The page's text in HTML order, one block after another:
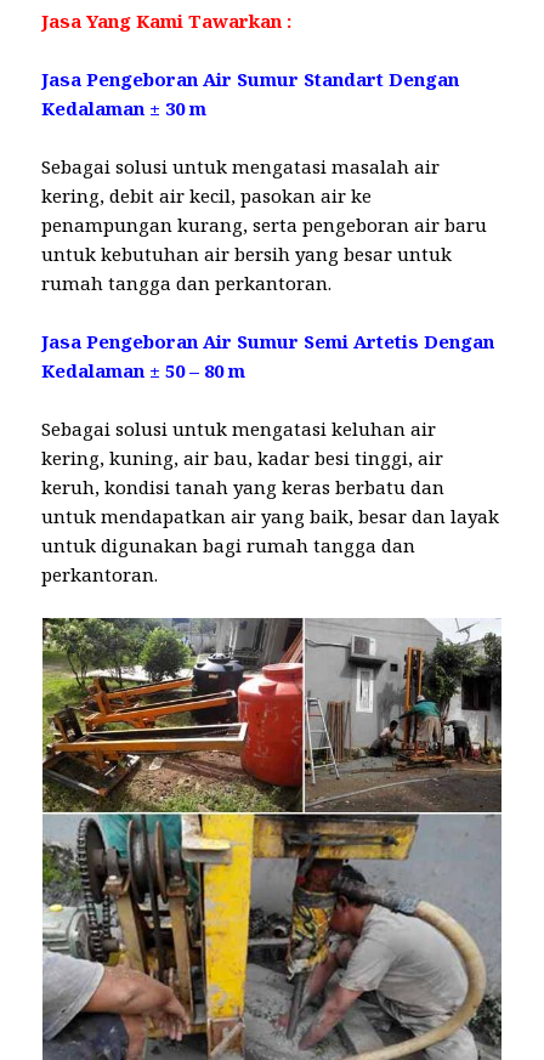
Jasa Yang Kami Tawarkan :
Jasa Pengeboran Air Sumur Standart Dengan
Kedalaman ± 30 m
Sebagai solusi untuk mengatasi masalah air
kering, debit air kecil, pasokan air ke
penampungan kurang, serta pengeboran air baru
untuk kebutuhan air bersih yang besar untuk
rumah tangga dan perkantoran.
Jasa Pengeboran Air Sumur Semi Artetis Dengan
Kedalaman ± 50 – 80 m
Sebagai solusi untuk mengatasi keluhan air
kering, kuning, air bau, kadar besi tinggi, air
keruh, kondisi tanah yang keras berbatu dan
untuk mendapatkan air yang baik, besar dan layak
untuk digunakan bagi rumah tangga dan
perkantoran.